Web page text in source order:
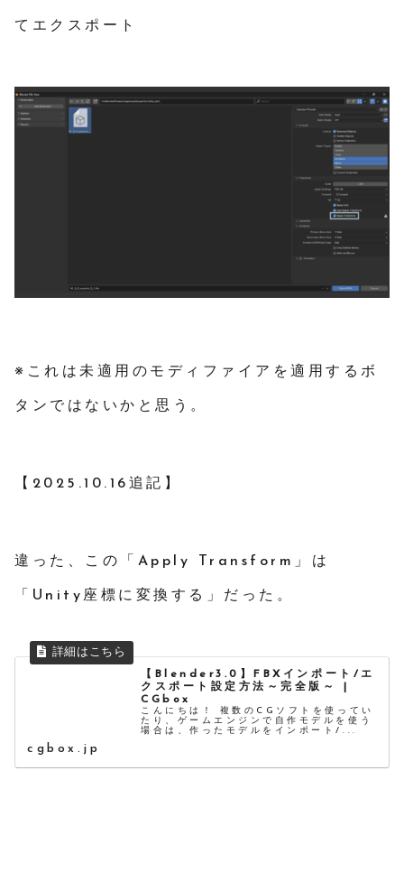
てエクスポート
※これは未適用のモディファイアを適用するボ
タンではないかと思う。
【2025.10.16追記】
違った、この「Apply Transform」は
「Unity座標に変換する」だった。
【Blender3.0】FBXインポート/エ
クスポート設定方法～完全版～ |
CGbox
こんにちは！ 複数のCGソフトを使ってい
たり、ゲームエンジンで自作モデルを使う
場合は、作ったモデルをインポート/...
cgbox.jp